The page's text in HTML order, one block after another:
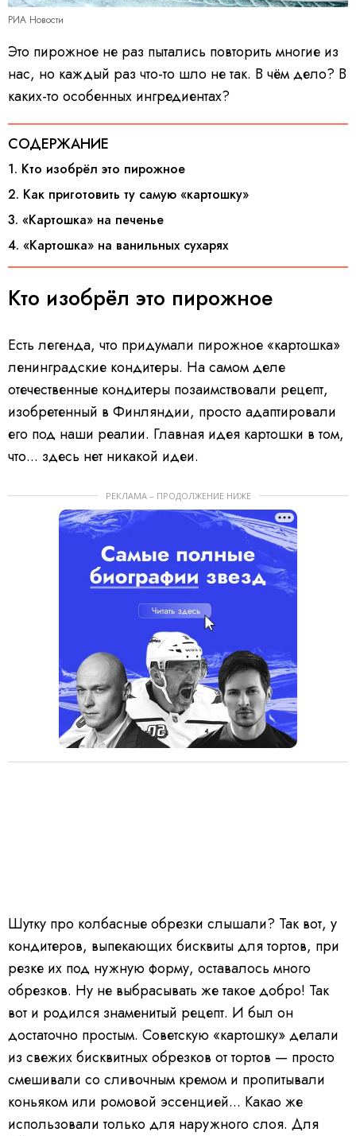
РИА Новости
Это пирожное не раз пытались повторить многие из
нас, но каждый раз что-то шло не так. В чём дело? В
каких-то особенных ингредиентах?
СОДЕРЖАНИЕ
1. Кто изобрёл это пирожное
2. Как приготовить ту самую «картошку»
3. «Картошка» на печенье
4. «Картошка» на ванильных сухарях
Кто изобрёл это пирожное
Есть легенда, что придумали пирожное «картошка»
ленинградские кондитеры. На самом деле
отечественные кондитеры позаимствовали рецепт,
изобретенный в Финляндии, просто адаптировали
его под наши реалии. Главная идея картошки в том,
что... здесь нет никакой идеи.
РЕКЛАМА – ПРОДОЛЖЕНИЕ НИЖЕ
Шутку про колбасные обрезки слышали? Так вот, у
кондитеров, выпекающих бисквиты для тортов, при
резке их под нужную форму, оставалось много
обрезков. Ну не выбрасывать же такое добро! Так
вот и родился знаменитый рецепт. И был он
достаточно простым. Советскую «картошку» делали
из свежих бисквитных обрезков от тортов — просто
смешивали со сливочным кремом и пропитывали
коньяком или ромовой эссенцией... Какао же
использовали только для наружного слоя. Для